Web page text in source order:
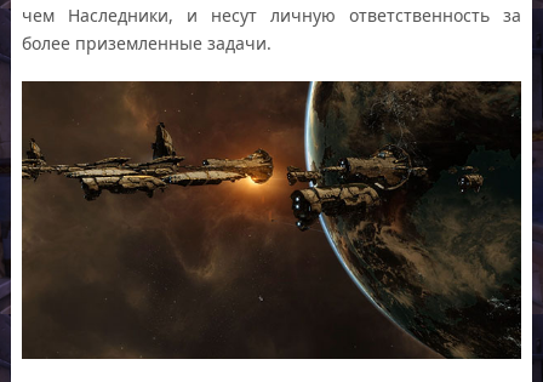
чем Наследники, и несут личную ответственность за
более приземленные задачи.